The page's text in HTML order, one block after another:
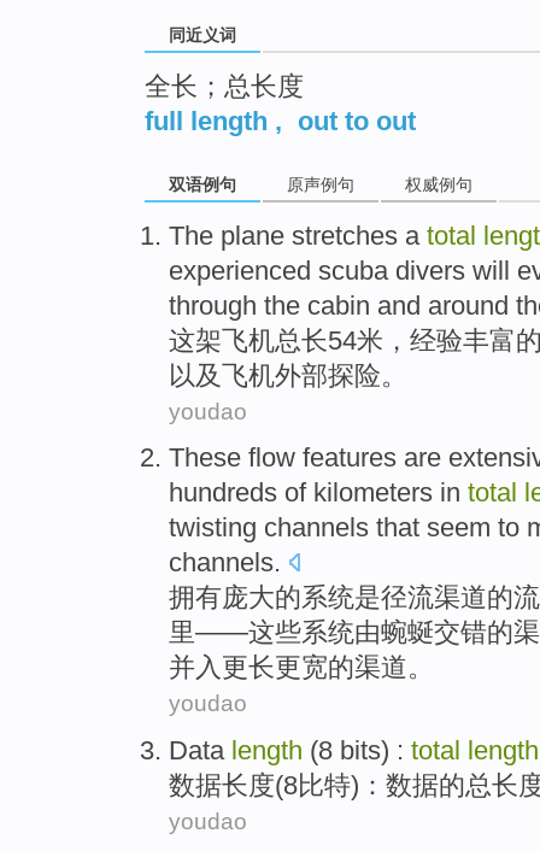
同近义词
全长；总长度
full length , out to out
双语例句 原声例句 权威例句
The plane stretches a total
experienced scuba divers will
through the cabin and around
这架飞机总长54米 ， 经验丰富
以及飞机外部探险。
youdao
These flow features are
hundreds of kilometers in total
twisting channels that seem to
channels.
拥有庞大的系统是径流渠道的
里——这些系统由蜿蜒交错的
并入更长更宽的渠道。
youdao
Data length (8 bits) : total length
数据长度(8比特)：数据的总长
youdao